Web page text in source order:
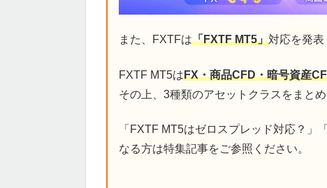
また、FXTFは「FXTF MT5」対応を発表
FXTF MT5はFX・商品CFD・暗号資産
その上、3種類のアセットクラスをまと
「FXTF MT5はゼロスプレッド対応？」
なる方は特集記事をご参照ください。